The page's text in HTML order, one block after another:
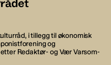
i tillegg til økonomisk
og
Redaktør- og Vær Varsom-